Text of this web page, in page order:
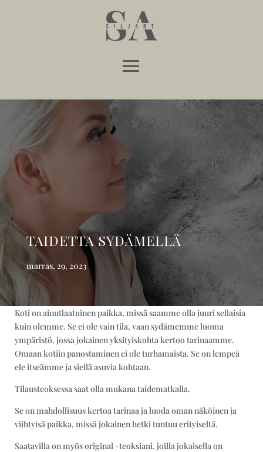
TAIDETTA SYDÄMELLÄ
marras, 29, 2023
Koti on ainutlaatuinen paikka, missä saamme olla juuri sellaisia
kuin olemme. Se ei ole vain tila, vaan sydämemme luoma
ympäristö, jossa jokainen yksityiskohta kertoo tarinaamme.
Omaan kotiin panostaminen ei ole turhamaista. Se on lempeä
ele itseämme ja siellä asuvia kohtaan.
Tilausteoksessa saat olla mukana taidematkalla.
Se on mahdollisuus kertoa tarinaa ja luoda oman näköinen ja
viihtyisä paikka, missä jokainen hetki tuntuu erityiseltä.
Saatavilla on myös original -teoksiani, joilla jokaisella on